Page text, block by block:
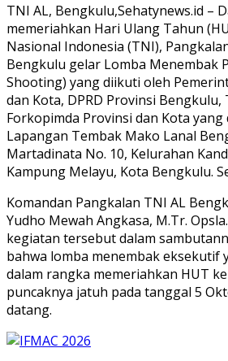
TNI AL, Bengkulu,Sehatynews.id –
memeriahkan Hari Ulang Tahun
Nasional Indonesia (TNI),
Bengkulu gelar Lomba Menembak
Shooting) yang diikuti oleh
dan Kota, DPRD Provinsi
Forkopimda Provinsi dan Kota
Lapangan Tembak Mako Lanal
Martadinata No. 10, Kelurahan
Kampung Melayu, Kota Bengkulu.
Komandan Pangkalan TNI AL
Yudho Mewah Angkasa, M.Tr.
kegiatan tersebut dalam
bahwa lomba menembak eksekutif
dalam rangka memeriahkan HUT
puncaknya jatuh pada tanggal 5
datang.